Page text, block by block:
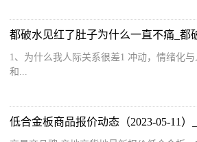
都破水见红了肚子为什么一直不痛_都
1、为什么我人际关系很差1 冲动，情绪化
和...
低合金板商品报价动态（2023-05-11）